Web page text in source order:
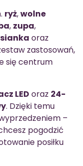
ryż,wolne
, zupa,
oraz
zastosowań,
się centrum
LED oraz 24-
. Dzięki temu
–
pogodzić
posiłku